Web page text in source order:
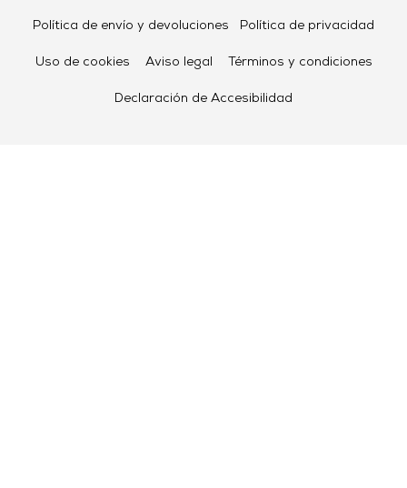
Política de envío y devoluciones Política de privacidad
Uso de cookies Aviso legal Términos y condiciones
Declaración de Accesibilidad